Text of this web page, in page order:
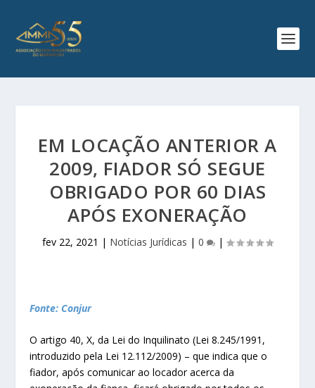
EM LOCAÇÃO ANTERIOR A
2009, FIADOR SÓ SEGUE
OBRIGADO POR 60 DIAS
APÓS EXONERAÇÃO
fev 22, 2021 | Notícias Jurídicas | 0 |
Fonte: Conjur
O artigo 40, X, da Lei do Inquilinato (Lei 8.245/1991,
introduzido pela Lei 12.112/2009) – que indica que o
fiador, após comunicar ao locador acerca da